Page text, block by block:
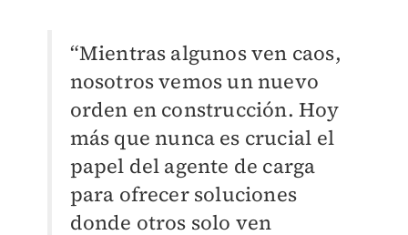
“Mientras algunos ven caos,
nosotros vemos un nuevo
orden en construcción. Hoy
más que nunca es crucial el
papel del agente de carga
para ofrecer soluciones
donde otros solo ven